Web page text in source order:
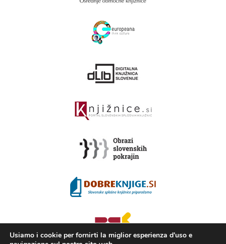
Usiamo i cookie per fornirti la miglior esperienza d'uso e